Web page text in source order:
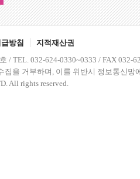
방침
지적재산권
/ TEL. 032-624-0330~0333 / FAX 032-
집을 거부하며, 이를 위반시 정보통신망
All rights reserved.